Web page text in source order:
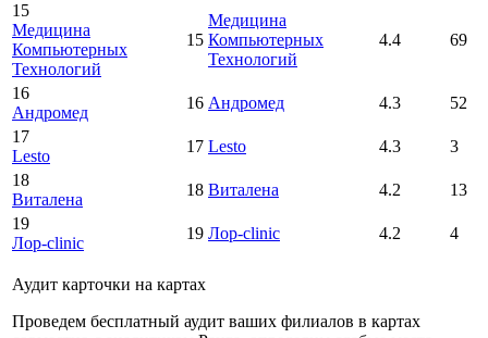
15
Медицина
Компьютерных
Технологий
15
Медицина
Компьютерных
Технологий
4.4 69
16
Андромед
16 Андромед 4.3
52
17
Lesto
17 Lesto 4.3
3
18
Виталена
18 Виталена 4.2
13
19
Лор-clinic
19 Лор-clinic 4.2 4
Аудит карточки на картах
Проведем бесплатный аудит ваших филиалов в картах